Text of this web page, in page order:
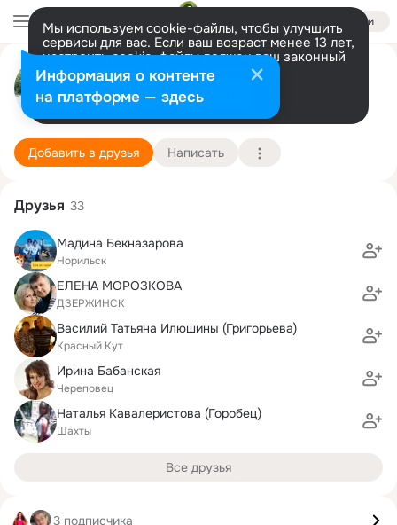
Войти
Мы используем cookie-файлы, чтобы улучшить
сервисы для вас. Если ваш возраст менее 13 лет,
настроить cookie-файлы должен ваш законный
представитель. Больше информации
Разрешить все Настроить
Людмила Юдичева
Череповец
9 марта (46 лет)
ЧГУ, Череповецкий государственный
Подробнее
Добавить в друзья Написать
Друзья 33
Мадина Бекназарова
Норильск
ЕЛЕНА МОРОЗКОВА
ДЗЕРЖИНСК
Василий Татьяна Илюшины (Григорьева)
Красный Кут
Ирина Бабанская
Череповец
Наталья Кавалеристова (Горобец)
Шахты
Все друзья
3 подписчика
Информация о контенте
на платформе — здесь